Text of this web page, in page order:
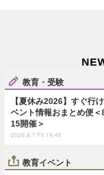
教育・受験
【夏休み2026】すぐ行
ベント情報おまとめ便＜
15開催＞
2026.8.7 Fri 19:45
教育イベント